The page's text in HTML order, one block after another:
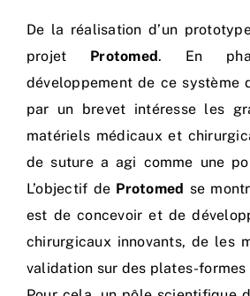
De la réalisation d’un
projet Protomed. En
développement de ce système
par un brevet intéresse les
matériels médicaux et
de suture a agi comme une
L’objectif de Protomed se
est de concevoir et de
chirurgicaux innovants, de les
validation sur des plates-formes